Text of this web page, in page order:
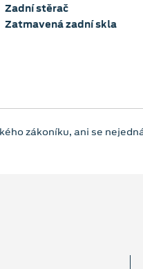
Zadní stěrač
Zatmavená zadní skla
zákoníku, ani se